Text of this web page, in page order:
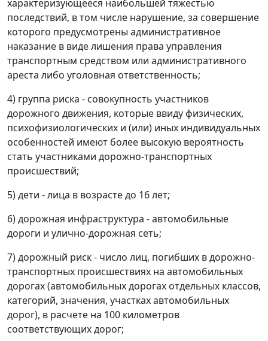
характеризующееся наибольшей тяжестью
последствий, в том числе нарушение, за совершение
которого предусмотрены административное
наказание в виде лишения права управления
транспортным средством или административного
ареста либо уголовная ответственность;
4) группа риска - совокупность участников
дорожного движения, которые ввиду физических,
психофизиологических и (или) иных индивидуальных
особенностей имеют более высокую вероятность
стать участниками дорожно-транспортных
происшествий;
5) дети - лица в возрасте до 16 лет;
6) дорожная инфраструктура - автомобильные
дороги и улично-дорожная сеть;
7) дорожный риск - число лиц, погибших в дорожно-
транспортных происшествиях на автомобильных
дорогах (автомобильных дорогах отдельных классов,
категорий, значения, участках автомобильных
дорог), в расчете на 100 километров
соответствующих дорог;